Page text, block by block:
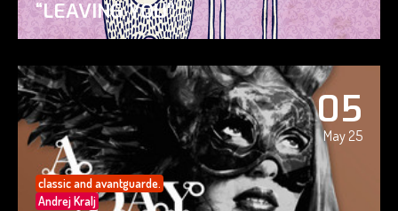
“LEAVING YOU”
05
May 25
classic and avantguarde.
Andrej Kralj